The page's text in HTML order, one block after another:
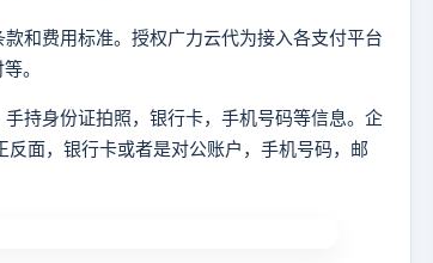
和费用标准。授权广力云代为接入各支付平台
。
持身份证拍照，银行卡，手机号码等信息。企
面，银行卡或者是对公账户，手机号码，邮